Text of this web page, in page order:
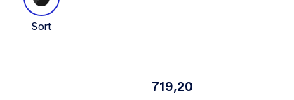
Sort
719,20